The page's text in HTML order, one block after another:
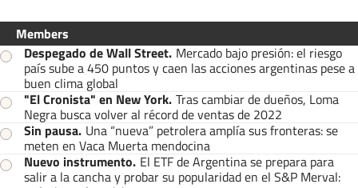
Members
Despegado de Wall Street. Mercado bajo presión: el riesgo
país sube a 450 puntos y caen las acciones argentinas pese a
buen clima global
"El Cronista" en New York. Tras cambiar de dueños, Loma
Negra busca volver al récord de ventas de 2022
Sin pausa. Una “nueva” petrolera amplía sus fronteras: se
meten en Vaca Muerta mendocina
Nuevo instrumento. El ETF de Argentina se prepara para
salir a la cancha y probar su popularidad en el S&P Merval: